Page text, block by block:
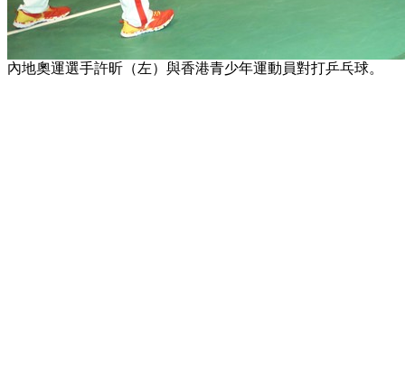
內地奧運選手許昕（左）與香港青少年運動員對打乒乓球。